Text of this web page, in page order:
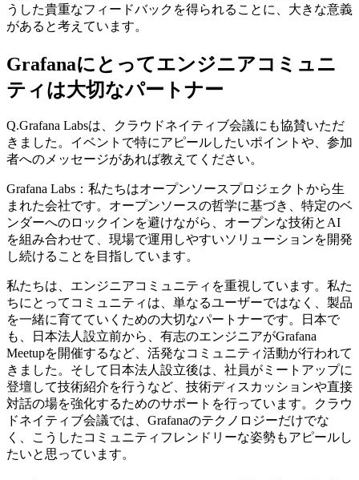
うした貴重なフィードバックを得られることに、大きな意義
があると考えています。
Grafanaにとってエンジニアコミュニ
ティは大切なパートナー
Q.Grafana Labsは、クラウドネイティブ会議にも協賛いただ
きました。イベントで特にアピールしたいポイントや、参加
者へのメッセージがあれば教えてください。
Grafana Labs：私たちはオープンソースプロジェクトから生
まれた会社です。オープンソースの哲学に基づき、特定のベ
ンダーへのロックインを避けながら、オープンな技術とAI
を組み合わせて、現場で運用しやすいソリューションを開発
し続けることを目指しています。
私たちは、エンジニアコミュニティを重視しています。私た
ちにとってコミュニティは、単なるユーザーではなく、製品
を一緒に育てていくための大切なパートナーです。日本で
も、日本法人設立前から、有志のエンジニアがGrafana
Meetupを開催するなど、活発なコミュニティ活動が行われて
きました。そして日本法人設立後は、社員がミートアップに
登壇して技術紹介を行うなど、技術ディスカッションや直接
対話の場を強化するためのサポートを行っています。クラウ
ドネイティブ会議では、Grafanaのテクノロジーだけでな
く、こうしたコミュニティフレンドリーな姿勢もアピールし
たいと思っています。